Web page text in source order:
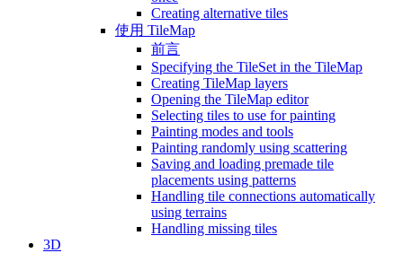
Creating alternative tiles
使用 TileMap
前言
Specifying the TileSet in the TileMap
Creating TileMap layers
Opening the TileMap editor
Selecting tiles to use for painting
Painting modes and tools
Painting randomly using scattering
Saving and loading premade tile
placements using patterns
Handling tile connections automatically
using terrains
Handling missing tiles
3D